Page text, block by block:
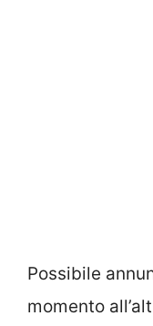
Possibile
momento